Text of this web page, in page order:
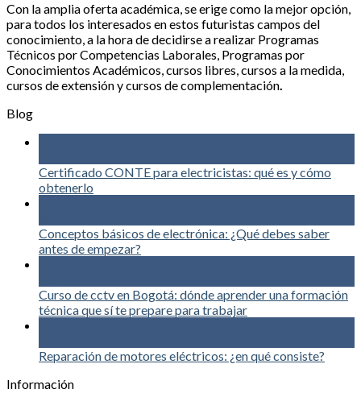
Con la amplia oferta académica, se erige como la mejor opción,
para todos los interesados en estos futuristas campos del
conocimiento, a la hora de decidirse a realizar Programas
Técnicos por Competencias Laborales, Programas por
Conocimientos Académicos, cursos libres, cursos a la medida,
cursos de extensión y cursos de complementación.
Blog
Certificado CONTE para electricistas: qué es y cómo
obtenerlo
Conceptos básicos de electrónica: ¿Qué debes saber
antes de empezar?
Curso de cctv en Bogotá: dónde aprender una formación
técnica que sí te prepare para trabajar
Reparación de motores eléctricos: ¿en qué consiste?
Información